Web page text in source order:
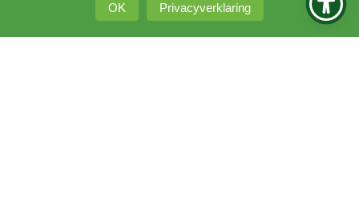
OK Privacyverklaring